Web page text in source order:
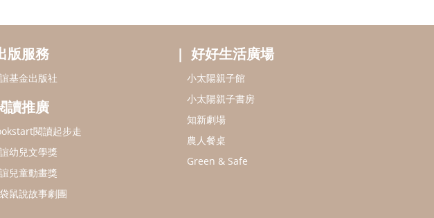
版服務
基金出版社
讀推廣
閱讀起步走
幼兒文學獎
兒童動畫獎
鼠說故事劇團
好好生活廣場
小太陽親子館
小太陽親子書房
知新劇場
農人餐桌
Green & Safe